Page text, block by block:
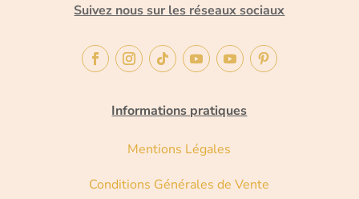
Suivez nous sur les réseaux sociaux
Informations pratiques
Mentions Légales
Conditions Générales de Vente